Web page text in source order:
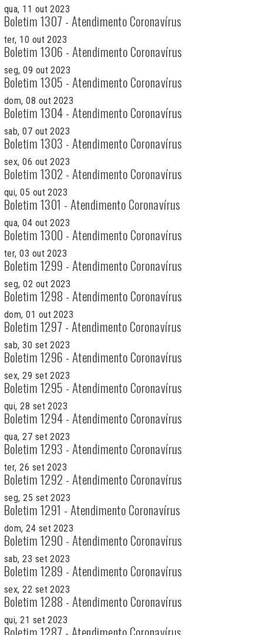
qua, 11 out 2023
Boletim 1307 - Atendimento Coronavírus
ter, 10 out 2023
Boletim 1306 - Atendimento Coronavírus
seg, 09 out 2023
Boletim 1305 - Atendimento Coronavírus
dom, 08 out 2023
Boletim 1304 - Atendimento Coronavírus
sab, 07 out 2023
Boletim 1303 - Atendimento Coronavírus
sex, 06 out 2023
Boletim 1302 - Atendimento Coronavírus
qui, 05 out 2023
Boletim 1301 - Atendimento Coronavírus
qua, 04 out 2023
Boletim 1300 - Atendimento Coronavírus
ter, 03 out 2023
Boletim 1299 - Atendimento Coronavírus
seg, 02 out 2023
Boletim 1298 - Atendimento Coronavírus
dom, 01 out 2023
Boletim 1297 - Atendimento Coronavírus
sab, 30 set 2023
Boletim 1296 - Atendimento Coronavírus
sex, 29 set 2023
Boletim 1295 - Atendimento Coronavírus
qui, 28 set 2023
Boletim 1294 - Atendimento Coronavírus
qua, 27 set 2023
Boletim 1293 - Atendimento Coronavírus
ter, 26 set 2023
Boletim 1292 - Atendimento Coronavírus
seg, 25 set 2023
Boletim 1291 - Atendimento Coronavírus
dom, 24 set 2023
Boletim 1290 - Atendimento Coronavírus
sab, 23 set 2023
Boletim 1289 - Atendimento Coronavírus
sex, 22 set 2023
Boletim 1288 - Atendimento Coronavírus
qui, 21 set 2023